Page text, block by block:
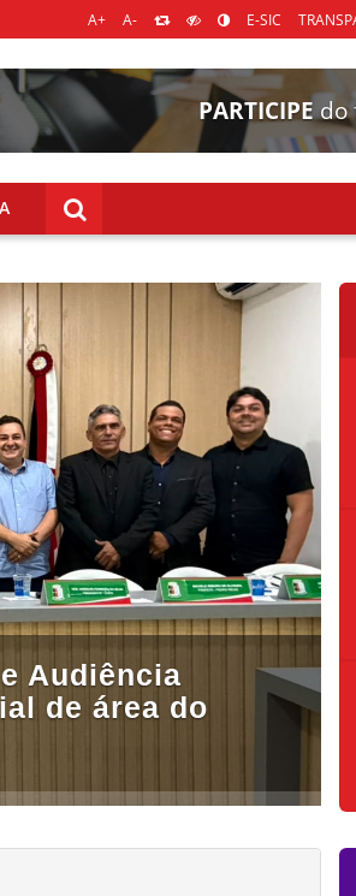
A+ A- E-SIC
PARTICIPEdo
Audiência
de área do